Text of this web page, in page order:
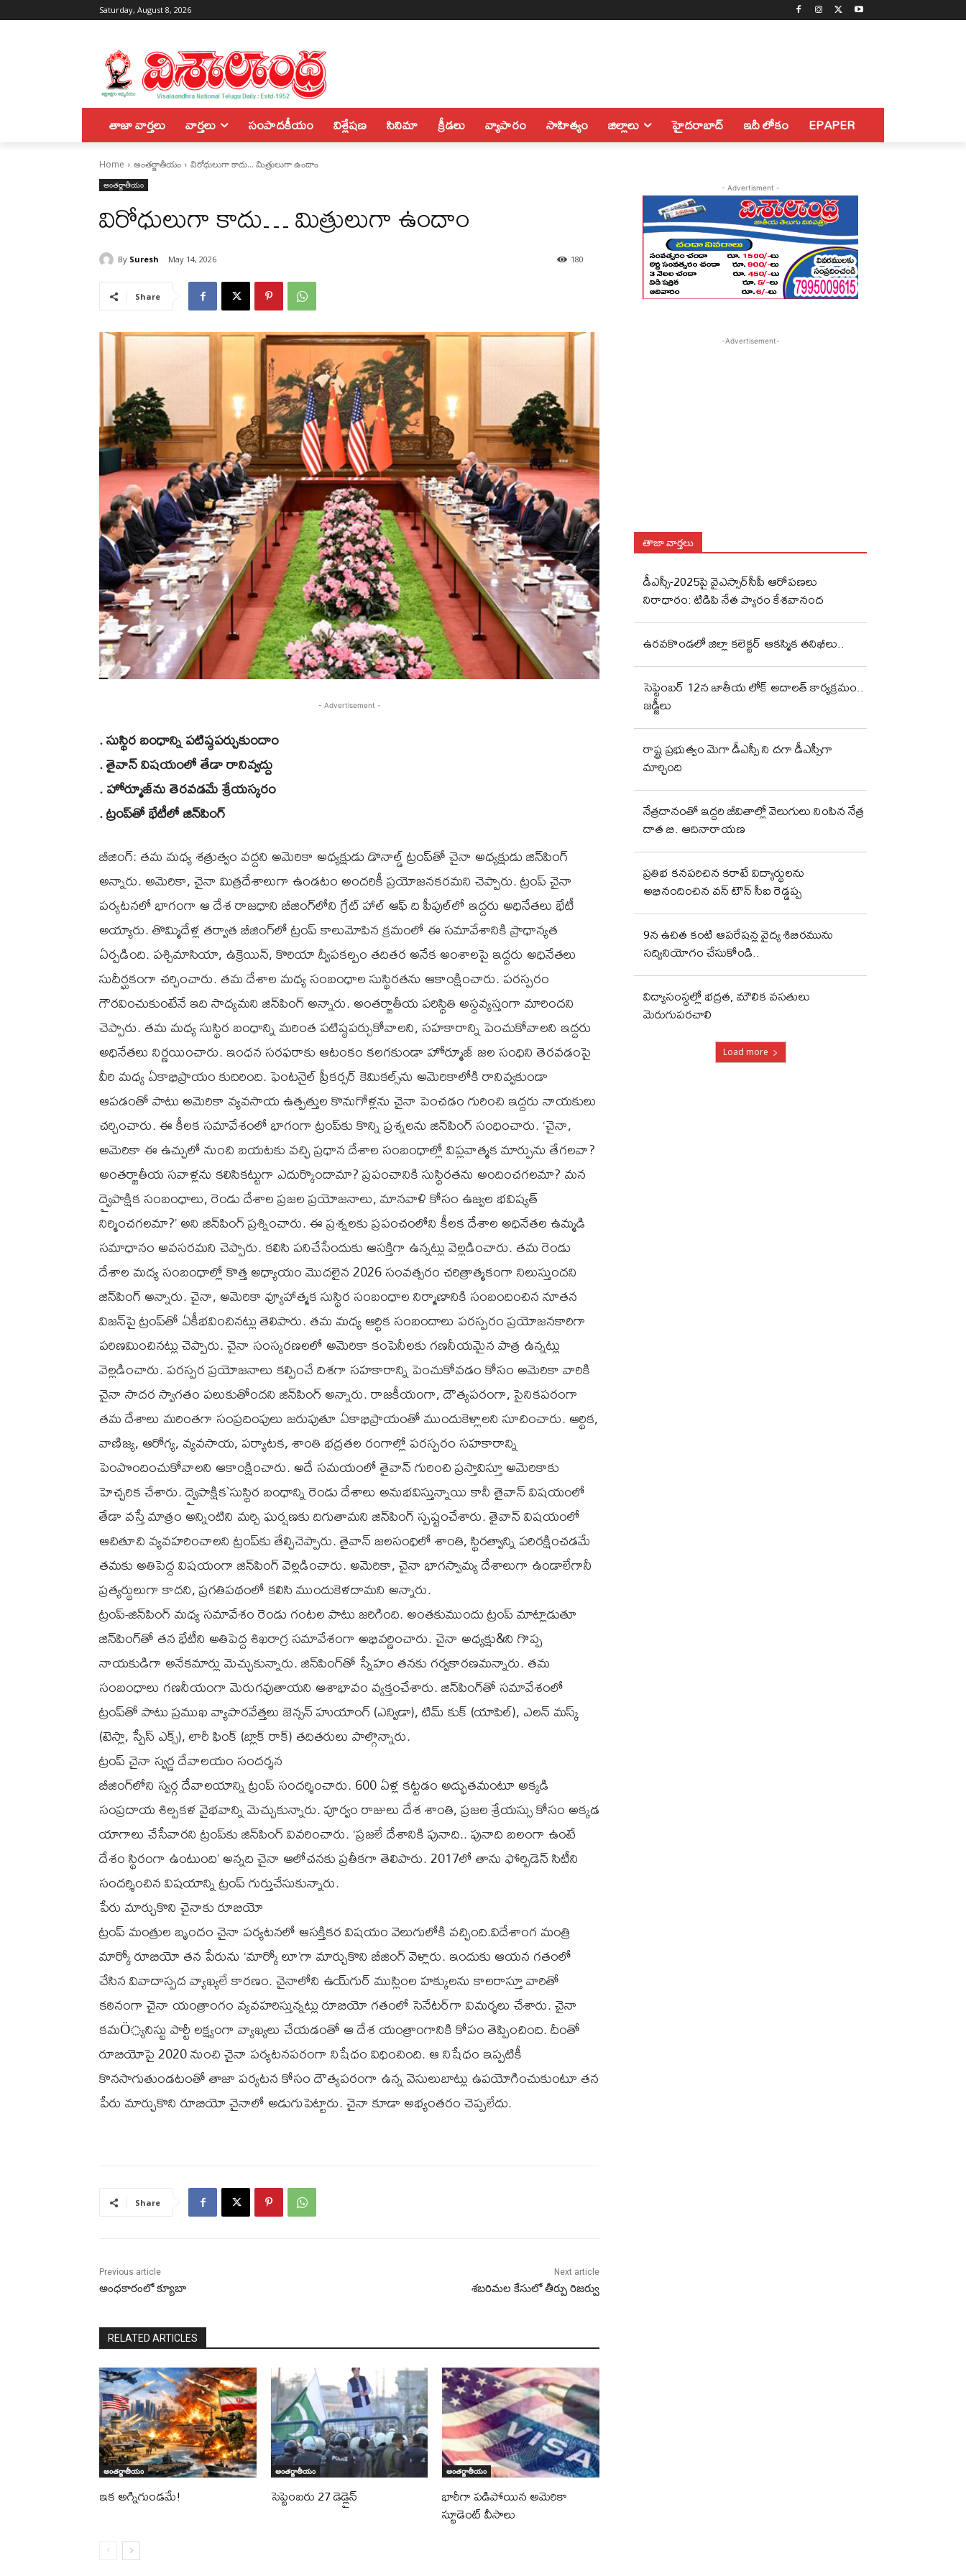
Saturday, August 8, 2026
తాజా వార్తలు వార్తలు సంపాదకీయం విశ్లేషణ సినిమా క్రీడలు వ్యాపారం సాహిత్యం జిల్లాలు హైదరాబాద్ ఇదీ లోకం EPAPER
Home అంతర్జాతీయం విరోధులుగా కాదు… మిత్రులుగా ఉందాం
అంతర్జాతీయం
విరోధులుగా కాదు… మిత్రులుగా ఉందాం
By Suresh May 14, 2026 180
Share
- Advertisement -
. సుస్థిర బంధాన్ని పటిష్ఠపర్చుకుందాం
. తైవాన్ విషయంలో తేడా రానివ్వద్దు
. హోర్మూజ్‌ను తెరవడమే శ్రేయస్కరం
. ట్రంప్‌తో భేటీలో జిన్‌పింగ్
బీజింగ్: తమ మధ్య శత్రుత్వం వద్దని అమెరికా అధ్యక్షుడు డొనాల్డ్ ట్రంప్‌తో చైనా అధ్యక్షుడు జిన్‌పింగ్
అన్నారు. అమెరికా, చైనా మిత్రదేశాలుగా ఉండటం అందరికీ ప్రయోజనకరమని చెప్పారు. ట్రంప్ చైనా
పర్యటనలో భాగంగా ఆ దేశ రాజధాని బీజింగ్‌లోని గ్రేట్ హాల్ ఆఫ్ ది పీపుల్‌లో ఇద్దరు అధినేతలు భేటీ
అయ్యారు. తొమ్మిదేళ్ల తర్వాత బీజింగ్‌లో ట్రంప్ కాలుమోపిన క్రమంలో ఈ సమావేశానికి ప్రాధాన్యత
ఏర్పడింది. పశ్చిమాసియా, ఉక్రెయిన్, కొరియా ద్వీపకల్పం తదితర అనేక అంశాలపై ఇద్దరు అధినేతలు
సుదీర్ఘకంగా చర్చించారు. తమ దేశాల మధ్య సంబంధాల సుస్థిరతను ఆకాంక్షించారు. పరస్పరం
గౌరవించుకుంటేనే ఇది సాధ్యమని జిన్‌పింగ్ అన్నారు. అంతర్జాతీయ పరిస్థితి అస్థవ్యస్తంగా మారిందని
చెప్పారు. తమ మధ్య సుస్థిర బంధాన్ని మరింత పటిష్ఠపర్చుకోవాలని, సహకారాన్ని పెంచుకోవాలని ఇద్దరు
అధినేతలు నిర్ణయించారు. ఇంధన సరఫరాకు ఆటంకం కలగకుండా హోర్మూజ్ జల సంధిని తెరవడంపై
వీరి మధ్య ఏకాభిప్రాయం కుదిరింది. ఫెంటనైల్ ప్రీకర్సర్ కెమికల్స్‌ను అమెరికాలోకి రానివ్వకుండా
ఆపడంతో పాటు అమెరికా వ్యవసాయ ఉత్పత్తుల కొనుగోళ్లను చైనా పెంచడం గురించి ఇద్దరు నాయకులు
చర్చించారు. ఈ కీలక సమావేశంలో భాగంగా ట్రంప్‌కు కొన్ని ప్రశ్నలను జిన్‌పింగ్ సంధించారు. ‘చైనా,
అమెరికా ఈ ఉచ్చులో నుంచి బయటకు వచ్చి ప్రధాన దేశాల సంబంధాల్లో విప్లవాత్మక మార్పును తేగలవా?
అంతర్జాతీయ సవాళ్లను కలిసికట్టుగా ఎదుర్కొందామా? ప్రపంచానికి సుస్థిరతను అందించగలమా? మన
ద్వైపాక్షిక సంబంధాలు, రెండు దేశాల ప్రజల ప్రయోజనాలు, మానవాళి కోసం ఉజ్వల భవిష్యత్
నిర్మించగలమా?’ అని జిన్‌పింగ్ ప్రశ్నించారు. ఈ ప్రశ్నలకు ప్రపంచంలోని కీలక దేశాల అధినేతల ఉమ్మడి
సమాధానం అవసరమని చెప్పారు. కలిసి పనిచేసేందుకు ఆసక్తిగా ఉన్నట్లు వెల్లడించారు. తమ రెండు
దేశాల మద్య సంబంధాల్లో కొత్త అధ్యాయం మొదలైన 2026 సంవత్సరం చరిత్రాత్మకంగా నిలుస్తుందని
జిన్‌పింగ్ అన్నారు. చైనా, అమెరికా వ్యూహాత్మక సుస్థిర సంబంధాల నిర్మాణానికి సంబందించిన నూతన
విజన్‌పై ట్రంప్‌తో ఏకీభవించినట్లు తెలిపారు. తమ మధ్య ఆర్థిక సంబందాలు పరస్పరం ప్రయోజనకారిగా
పరిణమించినట్లు చెప్పారు. చైనా సంస్కరణలలో అమెరికా కంపెనీలకు గణనీయమైన పాత్ర ఉన్నట్లు
వెల్లడించారు. పరస్పర ప్రయోజనాలు కల్పించే దిశగా సహకారాన్ని పెంచుకోవడం కోసం అమెరికా వారికి
చైనా సాదర స్వాగతం పలుకుతోందని జిన్‌పింగ్ అన్నారు. రాజకీయంగా, దౌత్యపరంగా, సైనికపరంగా
తమ దేశాలు మరింతగా సంప్రదింపులు జరుపుతూ ఏకాభిప్రాయంతో ముందుకెళ్లాలని సూచించారు. ఆర్థిక,
వాణిజ్య, ఆరోగ్య, వ్యవసాయ, పర్యాటక, శాంతి భద్రతల రంగాల్లో పరస్పరం సహకారాన్ని
పెంపొందించుకోవాలని ఆకాంక్షించారు. అదే సమయంలో తైవాన్ గురించి ప్రస్తావిస్తూ అమెరికాకు
హెచ్చరిక చేశారు. ద్వైపాక్షిక`సుస్థిర బంధాన్ని రెండు దేశాలు అనుభవిస్తున్నాయి కానీ తైవాన్ విషయంలో
తేడా వస్తే మాత్రం అన్నింటిని మర్చి ఘర్షణకు దిగుతామని జిన్‌పింగ్ స్పష్టంచేశారు. తైవాన్ విషయంలో
ఆచితూచి వ్యవహరించాలని ట్రంప్‌కు తేల్చిచెప్పారు. తైవాన్ జలసంధిలో శాంతి, స్థిరత్వాన్ని పరిరక్షించడమే
తమకు అతిపెద్ద విషయంగా జిన్‌పింగ్ వెల్లడించారు. అమెరికా, చైనా భాగస్వామ్య దేశాలుగా ఉండాలేగానీ
ప్రత్యర్థులుగా కాదని, ప్రగతిపథంలో కలిసి ముందుకెళదామని అన్నారు.
ట్రంప్-జిన్‌పింగ్ మధ్య సమావేశం రెండు గంటల పాటు జరిగింది. అంతకుముందు ట్రంప్ మాట్లాడుతూ
జిన్‌పింగ్‌తో తన భేటీని అతిపెద్ద శిఖరాగ్ర సమావేశంగా అభివర్ణించారు. చైనా అధ్యక్షు&ని గొప్ప
నాయకుడిగా అనేకమార్లు మెచ్చుకున్నారు. జిన్‌పింగ్‌తో స్నేహం తనకు గర్వకారణమన్నారు. తమ
సంబంధాలు గణనీయంగా మెరుగవుతాయని ఆశాభావం వ్యక్తంచేశారు. జిన్‌పింగ్‌తో సమావేశంలో
ట్రంప్‌తో పాటు ప్రముఖ వ్యాపారవేత్తలు జెన్సన్ హుయాంగ్ (ఎన్విడా), టిమ్ కుక్ (యాపిల్), ఎలన్ మస్క్
(టెస్లా, స్పేస్ ఎక్స్), లారీ ఫింక్ (బ్లాక్ రాక్) తదితరులు పాల్గొన్నారు.
ట్రంప్ చైనా స్వర్ణ దేవాలయం సందర్శన
బీజింగ్‌లోని స్వర్గ దేవాలయాన్ని ట్రంప్ సందర్శించారు. 600 ఏళ్ల కట్టడం అద్భుతమంటూ అక్కడి
సంప్రదాయ శిల్పకళ వైభవాన్ని మెచ్చుకున్నారు. పూర్వం రాజులు దేశ శాంతి, ప్రజల శ్రేయస్సు కోసం అక్కడ
యాగాలు చేసేవారని ట్రంప్‌కు జిన్‌పింగ్ వివరించారు. ‘ప్రజలే దేశానికి పునాది.. పునాది బలంగా ఉంటే
దేశం స్థిరంగా ఉంటుంది’ అన్నది చైనా ఆలోచనకు ప్రతీకగా తెలిపారు. 2017లో తాను ఫోర్బిడెన్ సిటీని
సందర్శించిన విషయాన్ని ట్రంప్ గుర్తుచేసుకున్నారు.
పేరు మార్చుకొని చైనాకు రూబియో
ట్రంప్ మంత్రుల బృందం చైనా పర్యటనలో ఆసక్తికర విషయం వెలుగులోకి వచ్చింది.విదేశాంగ మంత్రి
మార్కో రూబియో తన పేరును ‘మార్కో లూ’గా మార్చుకొని బీజింగ్ వెళ్లారు. ఇందుకు ఆయన గతంలో
చేసిన వివాదాస్పద వ్యాఖ్యలే కారణం. చైనాలోని ఉయ్‌గుర్ ముస్లింల హక్కులను కాలరాస్తూ వారితో
కఠినంగా చైనా యంత్రాంగం వ్యవహరిస్తున్నట్లు రూబియో గతంలో సెనేటర్‌గా విమర్శలు చేశారు. చైనా
కమÖ్యనిస్టు పార్టీ లక్ష్యంగా వ్యాఖ్యలు చేయడంతో ఆ దేశ యంత్రాంగానికి కోపం తెప్పించింది. దీంతో
రూబియోపై 2020 నుంచి చైనా పర్యటనపరంగా నిషేధం విధించింది. ఆ నిషేధం ఇప్పటికీ
కొనసాగుతుండటంతో తాజా పర్యటన కోసం దౌత్యపరంగా ఉన్న వెసులుబాట్లు ఉపయోగించుకుంటూ తన
పేరు మార్చుకొని రూబియో చైనాలో అడుగుపెట్టారు. చైనా కూడా అభ్యంతరం చెప్పలేదు.
Share
Previous article
అంధకారంలో క్యూబా
Next article
శబరిమల కేసులో తీర్పు రిజర్వు
RELATED ARTICLES
అంతర్జాతీయం
ఇక అగ్నిగుండమే!
అంతర్జాతీయం
సెప్టెంబరు 27 డెడ్లైన్
అంతర్జాతీయం
భారీగా పడిపోయిన అమెరికా
స్టూడెంట్ వీసాలు
- Advertisment -
-Advertisement-
తాజా వార్తలు
డీఎస్సీ-2025పై వైఎస్సార్‌సీపీ ఆరోపణలు
నిరాధారం: టిడిపి నేత ప్యారం కేశవానంద
ఉరవకొండలో జిల్లా కలెక్టర్ ఆకస్మిక తనిఖీలు..
సెప్టెంబర్ 12న జాతీయ లోక్ అదాలత్ కార్యక్రమం..
జడ్జీలు
రాష్ట్ర ప్రభుత్వం మెగా డీఎస్సీ ని దగా డీఎస్సీగా
మార్చింది
నేత్రదానంతో ఇద్దరి జీవితాల్లో వెలుగులు నింపిన నేత్ర
దాత బి. ఆదినారాయణ
ప్రతిభ కనపరిచిన కరాటే విద్యార్థులను
అభినందించిన వన్ టౌన్ సీఐ రెడ్డప్ప
9న ఉచిత కంటి ఆపరేషన్ల వైద్య శిబిరమును
సద్వినియోగం చేసుకోండి..
విద్యాసంస్థల్లో భద్రత, మౌలిక వసతులు
మెరుగుపరచాలి
Load more